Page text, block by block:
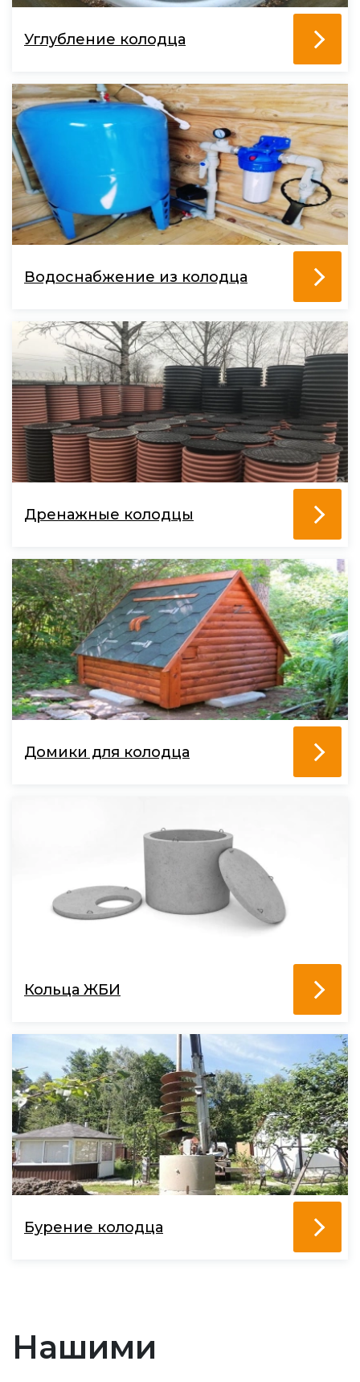
Углубление колодца
Водоснабжение из колодца
Дренажные колодцы
Домики для колодца
Кольца ЖБИ
Бурение колодца
Нашими